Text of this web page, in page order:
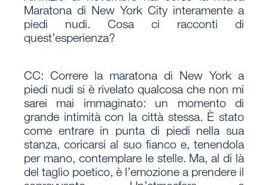
Maratona di New York City interamente a
piedi nudi. Cosa ci racconti di
quest’esperienza?
CC: Correre la maratona di New York a
piedi nudi si è rivelato qualcosa che non mi
sarei mai immaginato: un momento di
grande intimità con la città stessa. È stato
come entrare in punta di piedi nella sua
stanza, coricarsi al suo fianco e, tenendola
per mano, contemplare le stelle. Ma, al di là
del taglio poetico, è l’emozione a prendere il